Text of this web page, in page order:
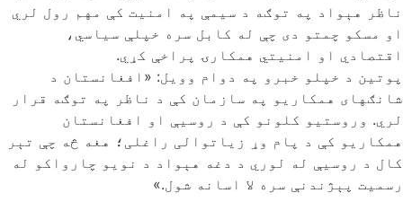
ناظر هېواد په توګه د سیمې په امنیت کې مهم رول لري
او مسکو چمتو دی چې له کابل سره خپلې سیاسي،
اقتصادي او امنیتي همکارۍ پراخې کړي.
پوتین د خپلو خبرو په دوام وویل: «افغانستان د
شانګهای همکاریو په سازمان کې د ناظر په توګه قرار
لري. وروستیو کلونو کې د روسیې او افغانستان
همکاریو کې د پام وړ زیاتوالی راغلی؛ هغه څه چې تېر
کال د روسیې له لوري د دغه هېواد د نويو چارواکو له
رسمیت پېژندنې سره لا اسانه شول.»